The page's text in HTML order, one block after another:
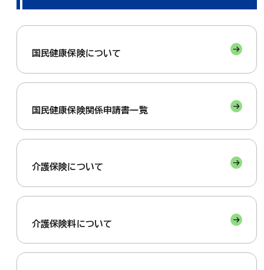
国民健康保険について
国民健康保険関係申請書一覧
介護保険について
介護保険料について